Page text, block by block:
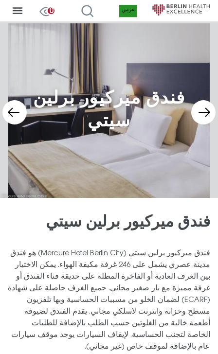
الرئيسي
Arabic
0 إدخالات
Mercure Hotel Berlin City
فندق ميركيور برلين
سيتي
فندق ميركيور برلين سيتي
فندق ميركيور برلين سيتي (Mercure Hotel Berlin City) هو فندق
مدينة عصري يشمل على 246 غرفة مكيفة الهواء. يمكن الاختيار
بين الغرف العادية أو الفاخرة المطلة على حديقة فناء الفندق أو
غرفة مميزة مع بار صغير مجاني. جميع الغرف حاصلة على شهادة
(ECARF) لضمان الخلو من مسببات الحساسية وبها تلفزيون
مسطح وخزانة وانترنت لاسلكي مجاني. يقدم الفندق لضيوفه
أطعمة خالية من الغلوتين حسب الطلب بالإضافة للطلبات
الخاصة لتجنب الحساسية. لإيقاف السيارات يوجد موقف سيارات
عام بالإضافة لموقف خاص (غير مجاني).